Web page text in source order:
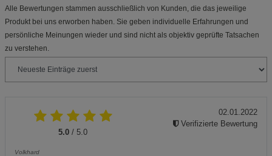
Alle Bewertungen stammen ausschließlich von Kunden, die das jeweilige
Produkt bei uns erworben haben. Sie geben individuelle Erfahrungen und
persönliche Meinungen wieder und sind nicht als objektiv geprüfte Tatsachen
zu verstehen.
5.0 / 5.0
Volkhard
02.01.2022
Verifizierte Bewertung